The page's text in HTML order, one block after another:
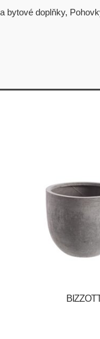
bytové doplňky,